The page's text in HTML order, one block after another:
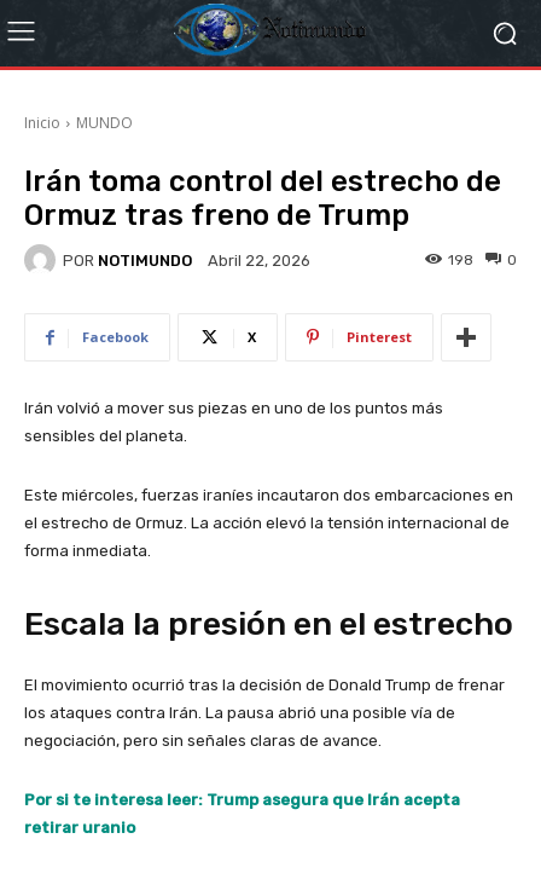
Inicio MUNDO
Irán toma control del estrecho de
Ormuz tras freno de Trump
POR NOTIMUNDO Abril 22, 2026 0
198
Facebook X Pinterest
Irán volvió a mover sus piezas en uno de los puntos más
sensibles del planeta.
Este miércoles, fuerzas iraníes incautaron dos embarcaciones en
el estrecho de Ormuz. La acción elevó la tensión internacional de
forma inmediata.
Escala la presión en el estrecho
El movimiento ocurrió tras la decisión de Donald Trump de frenar
los ataques contra Irán. La pausa abrió una posible vía de
negociación, pero sin señales claras de avance.
Por si te interesa leer: Trump asegura que Irán acepta
retirar uranio